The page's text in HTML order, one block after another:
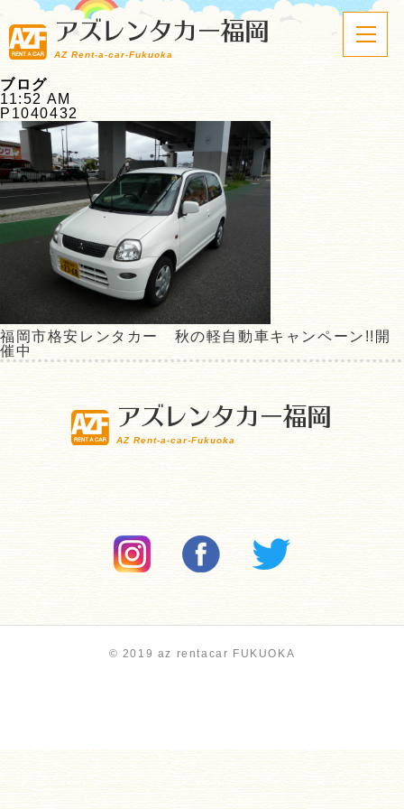
アズレンタカー福岡
AZ Rent-a-car-Fukuoka
ブログ
11:52 AM
P1040432
福岡市格安レンタカー 秋の軽自動車キャンペーン!!開
催中
アズレンタカー福岡
AZ Rent-a-car-Fukuoka
© 2019 az rentacar FUKUOKA